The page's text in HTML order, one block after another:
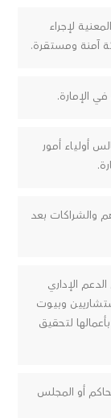
لإجراء
آمنة ومستقرة.
الإمارة.
أولياء أمور
والشراكات بعد
الإداري
وبيوت
لتحقيق
أو المجلس